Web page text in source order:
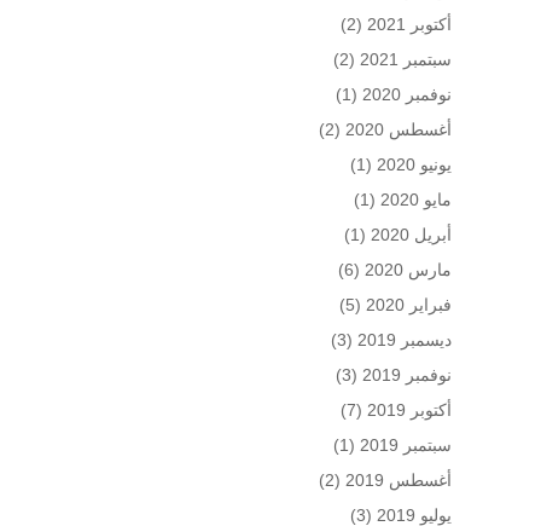
أكتوبر 2021
(2)
سبتمبر 2021
(2)
نوفمبر 2020
(1)
أغسطس 2020
(2)
يونيو 2020
(1)
مايو 2020
(1)
أبريل 2020
(1)
مارس 2020
(6)
فبراير 2020
(5)
ديسمبر 2019
(3)
نوفمبر 2019
(3)
أكتوبر 2019
(7)
سبتمبر 2019
(1)
أغسطس 2019
(2)
يوليو 2019
(3)